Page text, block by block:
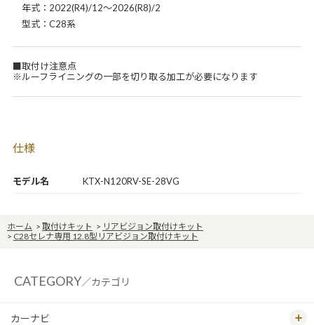
モデル名 KTX-N120RV-SE-28VG
年式：2022(R4)/12～2026(R8)/2
型式：C28系
■取付け注意点
※ルーフライニングの一部を切り取る加工が必要になります
仕様
ホーム > 取付けキット > リアビジョン取付けキット
> C28セレナ専用 12.8型リアビジョン取付けキット
CATEGORY／カテゴリ
カーナビ